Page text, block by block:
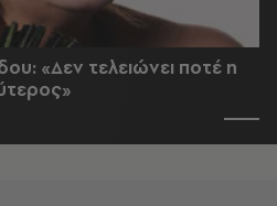
«Δεν τελειώνει ποτέ η